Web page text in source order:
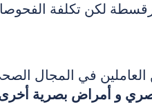
لكن تكلفة
العاملين في المجال
و أمراض بصرية